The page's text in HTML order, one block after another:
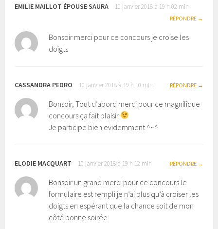
EMILIE MAILLOT ÉPOUSE SAURA 10 janvier 2018 à 19 h 02 min
RÉPONDRE
Bonsoir merci pour ce concours je croise les
doigts
CASSANDRA PEDRO 10 janvier 2018 à 19 h 10 min RÉPONDRE
Bonsoir, Tout d’abord merci pour ce magnifique
concours ça fait plaisir
Je participe bien evidemment ^~^
ELODIE MACQUART 10 janvier 2018 à 19 h 12 min RÉPONDRE
Bonsoir un grand merci pour ce concours le
formulaire est rempli je n’ai plus qu’à croiser les
doigts en espérant que la chance soit de mon
côté bonne soirée